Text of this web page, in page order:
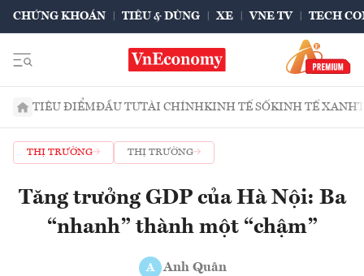
CHỨNG KHOÁN TIÊU & DÙNG XE VNE TV TECH
TIÊU ĐIỂMĐẦU TƯTÀI CHÍNHKINH TẾ SỐKINH TẾ XANH
THỊ TRƯỜNG THỊ TRƯỜNG
Tăng trưởng GDP của Hà Nội: Ba
“nhanh” thành một “chậm”
A Anh Quân